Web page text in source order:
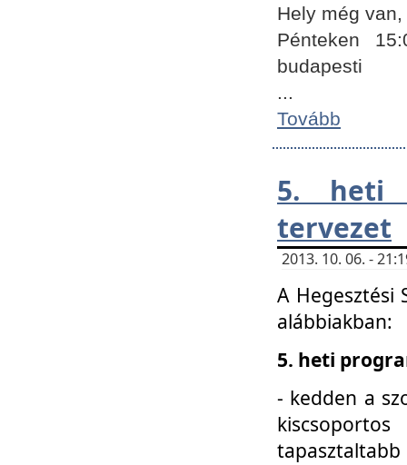
Hely még
Pénteken
budapesti
...
Tovább
5. heti
tervezet
2013. 10. 06. -
A Hegesztési
alábbiakban:
5. heti
- kedden a